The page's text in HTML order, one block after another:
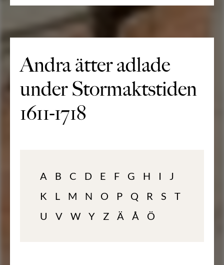
Andra ätter adlade
under Stormaktstiden
1611-1718
A B C D E F G H I
J
K
L M N O P Q R S
T
U
V W Y Z Ä Å Ö